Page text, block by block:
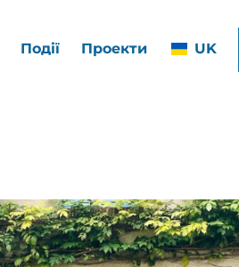
Події Проекти UK